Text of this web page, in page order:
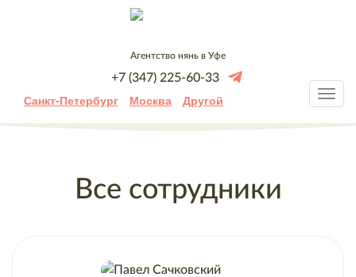
Агентство нянь в Уфе
+7 (347) 225-60-33
Санкт-Петербург Москва Другой
Все сотрудники